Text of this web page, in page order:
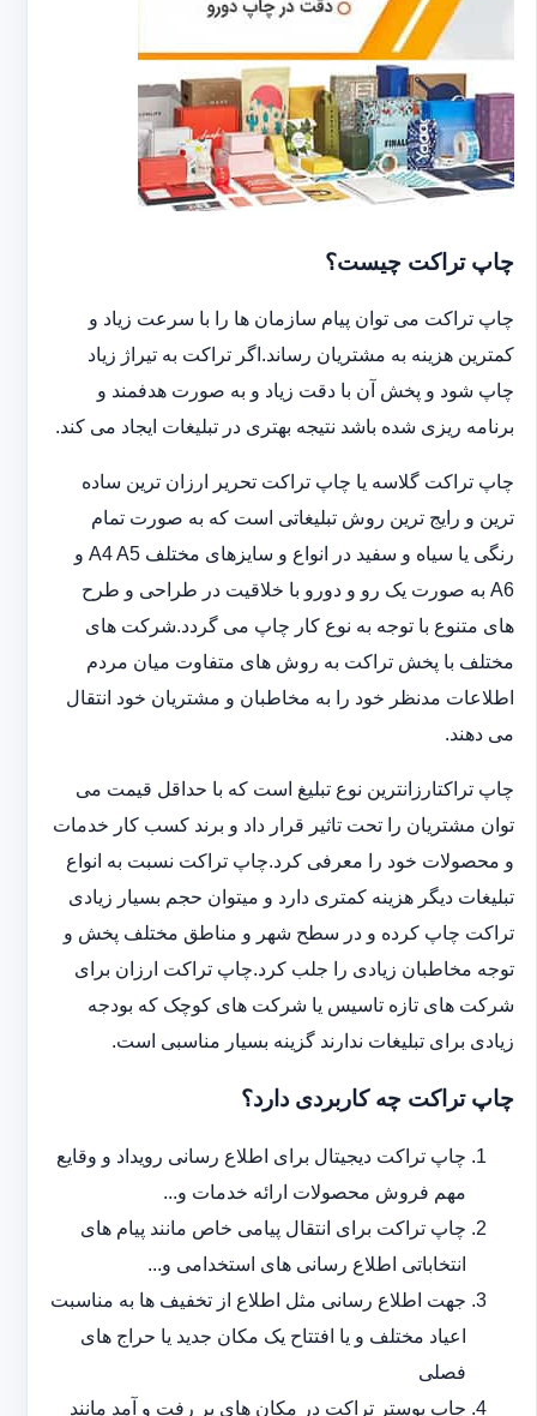
چاپ تراکت چیست؟
چاپ تراکت می توان پیام سازمان ها را با سرعت زیاد و
کمترین هزینه به مشتریان رساند.اگر تراکت به تیراژ زیاد
چاپ شود و پخش آن با دقت زیاد و به صورت هدفمند و
برنامه ریزی شده باشد نتیجه بهتری در تبلیغات ایجاد می کند.
چاپ تراکت گلاسه یا چاپ تراکت تحریر ارزان ترین ساده
ترین و رایج ترین روش تبلیغاتی است که به صورت تمام
رنگی یا سیاه و سفید در انواع و سایزهای مختلف A4 A5 و
A6 به صورت یک رو و دورو با خلاقیت در طراحی و طرح
های متنوع با توجه به نوع کار چاپ می گردد.شرکت های
مختلف با پخش تراکت به روش های متفاوت میان مردم
اطلاعات مدنظر خود را به مخاطبان و مشتریان خود انتقال
می دهند.
چاپ تراکت‏ارزانترین نوع تبلیغ است که با حداقل قیمت می
توان مشتریان را تحت تاثیر قرار داد و برند کسب کار خدمات
و محصولات خود را معرفی کرد.چاپ تراکت نسبت به انواع
تبلیغات دیگر هزینه کمتری دارد و می‎توان حجم بسیار زیادی
تراکت چاپ کرده و در سطح شهر و مناطق مختلف پخش و
توجه مخاطبان زیادی را جلب کرد.چاپ تراکت ارزان برای
شرکت های تازه تاسیس یا شرکت های کوچک که بودجه
زیادی برای تبلیغات ندارند گزینه بسیار مناسبی است.
چاپ تراکت چه کاربردی دارد؟
چاپ تراکت دیجیتال برای اطلاع رسانی رویداد و وقایع
مهم فروش محصولات ارائه خدمات و...
چاپ تراکت برای انتقال پیامی خاص مانند پیام های
انتخاباتی اطلاع رسانی های استخدامی و...
جهت اطلاع رسانی مثل اطلاع از تخفیف ها به مناسبت
اعیاد مختلف و یا افتتاح یک مکان جدید یا حراج های
فصلی
چاپ پوستر تراکت در مکان های پر رفت و آمد مانند